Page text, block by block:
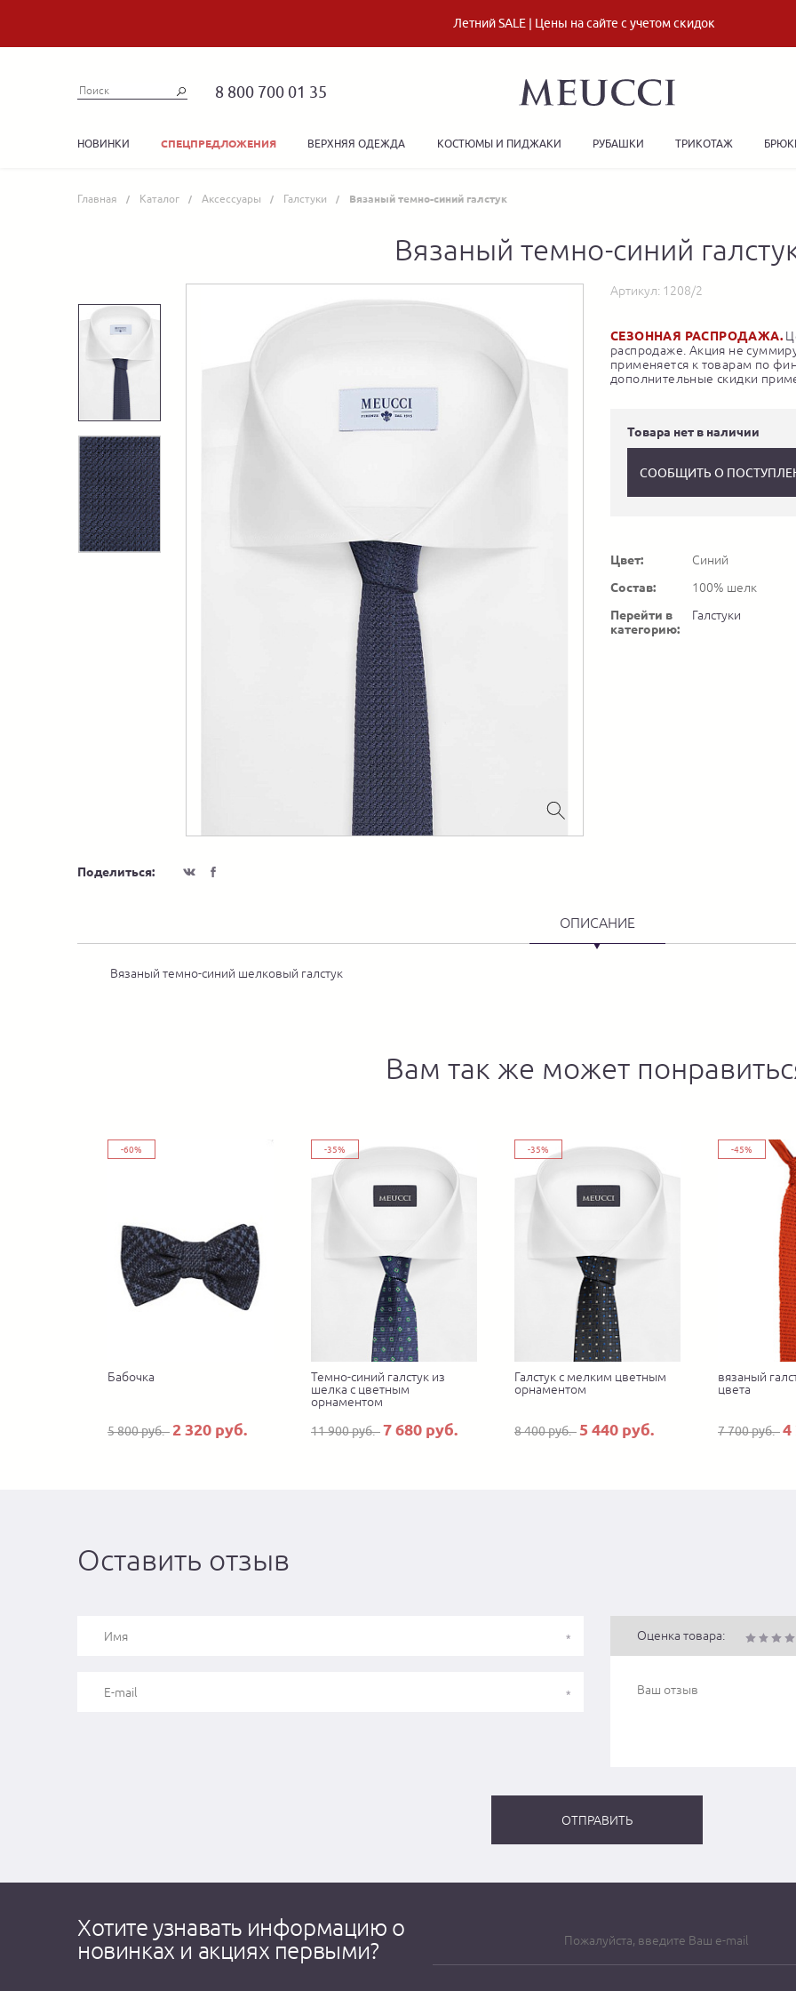
Летний SALE | Цены на сайте с учетом скидок
8 800 700 01 35
НОВИНКИ СПЕЦПРЕДЛОЖЕНИЯ ВЕРХНЯЯ ОДЕЖДА КОСТЮМЫ И ПИДЖАКИ РУБАШКИ ТРИКОТАЖ
Главная Каталог Аксессуары Галстуки Вязаный темно-синий галстук
Вязаный темно-синий
Поделиться:
Артикул: 1208/2
СЕЗОННАЯ РАСПРОДАЖА.
распродаже. Акция не
применяется к товарам по
дополнительные скидки
Товара нет в наличии
СООБЩИТЬ О
Цвет:
Синий
Состав:
100% шелк
Перейти в
категорию:
Галстуки
ОПИСАНИЕ
Вязаный темно-синий шелковый галстук
Вам так же может
-60%
Бабочка
5 800 руб. 2 320 руб.
-35%
Темно-синий галстук из
шелка с цветным
орнаментом
11 900 руб.7 680 руб.
-35%
Галстук с мелким цветным
орнаментом
8 400 руб. 5 440 руб.
-45%
вязаный
цвета
7 700 руб.4
Оставить отзыв
Оценка товара:
Хотите узнавать информацию о
новинках и акциях первыми?